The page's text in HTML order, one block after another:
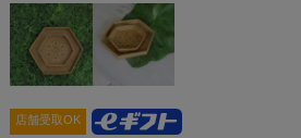
店舗受取OK